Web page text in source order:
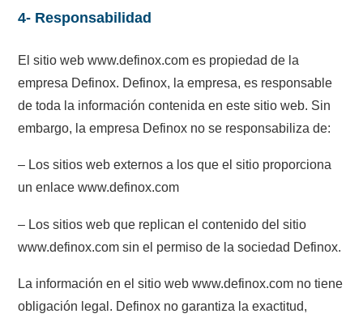
4- Responsabilidad
El sitio web www.definox.com es propiedad de la
empresa Definox. Definox, la empresa, es responsable
de toda la información contenida en este sitio web. Sin
embargo, la empresa Definox no se responsabiliza de:
– Los sitios web externos a los que el sitio proporciona
un enlace www.definox.com
– Los sitios web que replican el contenido del sitio
www.definox.com sin el permiso de la sociedad Definox.
La información en el sitio web www.definox.com no tiene
obligación legal. Definox no garantiza la exactitud,